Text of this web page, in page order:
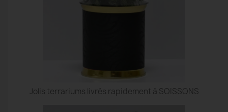
Jolis terrariums livrés rapidement à SOISSONS